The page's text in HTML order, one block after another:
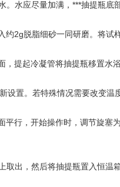
。水应尽量加满，***抽提瓶底
2g脱脂细砂一同研磨。将试
，提起冷凝管将抽提瓶移置水
设置。若特殊情况需要改变温
平行，开始操作时，调节旋塞
出，然后将抽提瓶置入恒温